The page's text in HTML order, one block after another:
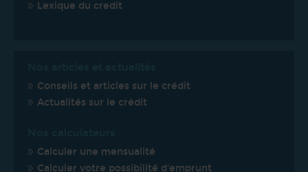
Lexique du credit
Conseils et articles sur le crédit
Actualités sur le crédit
Calculer une mensualité
Calculer votre possibilité d'emprunt